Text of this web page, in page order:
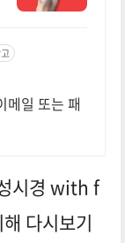
메일 또는 패
시경 with f
다시보기